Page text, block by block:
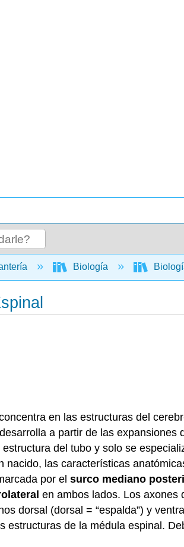
jerarquía global
Biología
en las estructuras del
a partir de las
del tubo y solo se
nacido, las características
por el surco mediano
en ambos lados. Los axones
dorsal (dorsal = “espalda”) y
estructuras de la médula espinal.